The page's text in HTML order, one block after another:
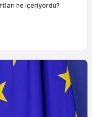
ne içeriyordu?